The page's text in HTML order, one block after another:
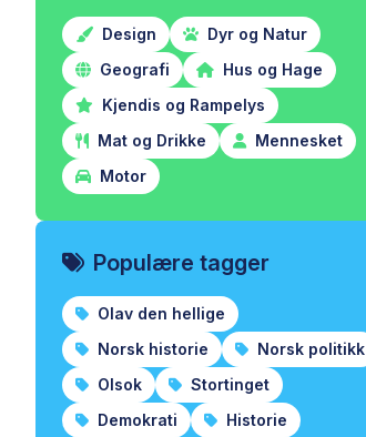
Design
Dyr og Natur
Geografi
Hus og Hage
Kjendis og Rampelys
Mat og Drikke
Mennesket
Motor
Populære tagger
Olav den hellige
Norsk historie
Norsk politikk
Olsok
Stortinget
Demokrati
Historie